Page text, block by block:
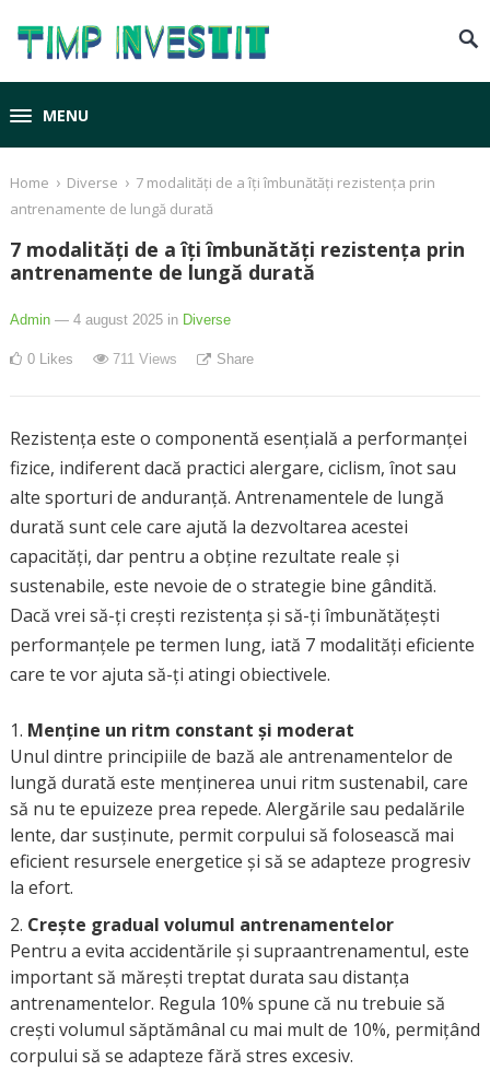
MENU
Home › Diverse › 7 modalități de a îți îmbunătăți rezistența prin
antrenamente de lungă durată
7 modalități de a îți îmbunătăți rezistența prin
antrenamente de lungă durată
Admin — 4 august 2025 in Diverse
0 Likes 711Views Share
Rezistența este o componentă esențială a performanței
fizice, indiferent dacă practici alergare, ciclism, înot sau
alte sporturi de anduranță. Antrenamentele de lungă
durată sunt cele care ajută la dezvoltarea acestei
capacități, dar pentru a obține rezultate reale și
sustenabile, este nevoie de o strategie bine gândită.
Dacă vrei să-ți crești rezistența și să-ți îmbunătățești
performanțele pe termen lung, iată 7 modalități eficiente
care te vor ajuta să-ți atingi obiectivele.
Menține un ritm constant și moderat
Unul dintre principiile de bază ale antrenamentelor de
lungă durată este menținerea unui ritm sustenabil, care
să nu te epuizeze prea repede. Alergările sau pedalările
lente, dar susținute, permit corpului să folosească mai
eficient resursele energetice și să se adapteze progresiv
la efort.
Crește gradual volumul antrenamentelor
Pentru a evita accidentările și supraantrenamentul, este
important să mărești treptat durata sau distanța
antrenamentelor. Regula 10% spune că nu trebuie să
crești volumul săptămânal cu mai mult de 10%, permițând
corpului să se adapteze fără stres excesiv.